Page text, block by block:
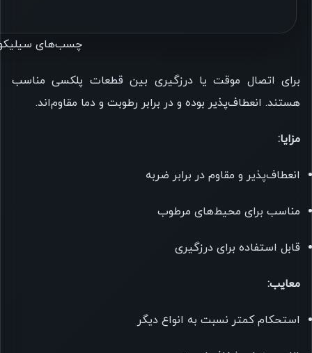
چسب‌های
برای اتصال موقت یا درزگیری بین قطعات پلکسی مناسب
هستند. انعطاف‌پذیر بوده و در برابر رطوبت و دما مقاوم‌اند.
مزایا:
انعطاف‌پذیر و مقاوم در برابر ضربه
مناسب برای محیط‌های مرطوب
قابل استفاده برای درزگیری
معایب:
استحکام کمتر نسبت به انواع دیگر